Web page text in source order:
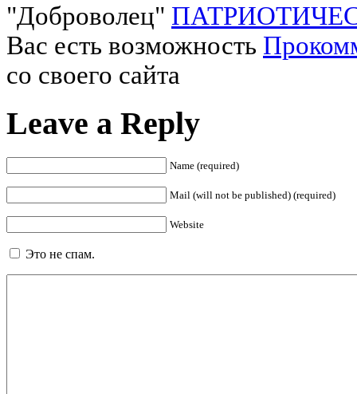
"Доброволец"
Вас есть возможность
со своего сайта
Leave a Reply
Name (required)
Mail (will not be published) (required)
Website
Это не спам.